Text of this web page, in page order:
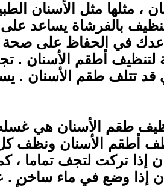
مثلها مثل الأسنان
بالفرشاة يساعد
في الحفاظ على صحة
أطقم الأسنان .
قد تتلف طقم الأسنان .
طقم الأسنان هي غسله
أطقم الأسنان ونظف
إذا تركت لتجف تماما ،
إذا وضع في ماء ساخن .